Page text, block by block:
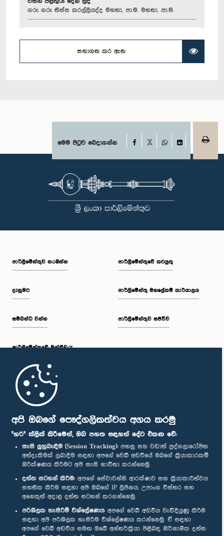
අපි ඔබගේ පෞද්ගලිකත්වය අගය කරමු
"හරි" ක්ලික් කිරීමෙන්, ඔබ පහත සඳහන් දේට එකඟ වේ:
සැසි ලුහුබැඳීම (Session Tracking): පහසු සහ වඩාත් පුද්ගලාරෝපිත
අත්දැකීමක් ලබාදීම සඳහා අපගේ වෙබ් අඩවියේ ඔබගේ ක්‍රියාකාරකම්
නිරීක්ෂණය කිරීමට අපි සැසි භාවිතා කරන්නෙමු.
දත්ත සටහන් කිරීම: අපගේ සේවාවන්හි ආරක්ෂාව සහ ක්‍රියාකාරීත්වය
සහතික කිරීම සඳහා අපි ඔබගේ IP ලිපිනය, උපාංග විස්තර සහ
අනෙකුත් අදාළ දත්ත සටහන් කරගන්නෙමු.
පරිශීලක හැසිරීම් විශ්ලේෂණය: අපගේ වෙබ් අඩවිය වැඩිදියුණු කිරීම
සඳහා අපි පරිශීලක හැසිරීම විශ්ලේෂණය කරන්නෙමු. ඒ සඳහා
අපගේ වෙබ් අඩවිය සමඟ ඔබේ අන්තර්ක්‍රියා පිළිබඳ නිර්නාමික දත්ත
ගරු ගරු තිස්ස කරල්ලියද්ද මහතා, පා.ම. මහතා, පා.ම.
සභාගත කර ඇත
මෙම පිටුව බෙදාගන්න Facebook
WhatsAppLinkedIn
පාර්ලි‌මේන්තුව නරඹන්න
දැනුමට
සම්බන්ධ වන්න
පාර්ලි‌මේන්තුවේ මන්ත්‍රීවරු
මුල් පිටුව
පාර්ලිමේන්තුවේ කටයුතු
පාර්ලිමේන්තු මහලේකම් කාර්යාලය
පාර්ලිමේන්තුව සජීවීව
පාර්ලිමේන්තු ජංගම යෙදුම
අප හා සම්බන්ධ වී සිටින්න :
සම්මාන